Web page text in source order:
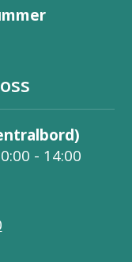
- 14:00